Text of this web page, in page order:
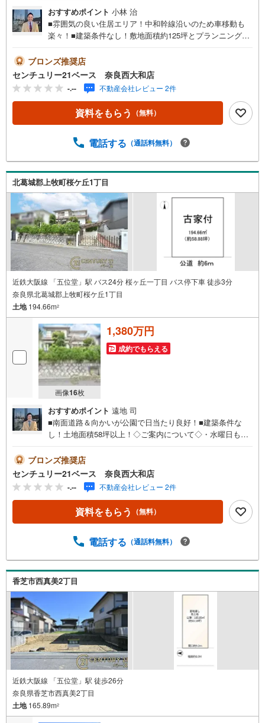
おすすめポイント 小林 治
■雰囲気の良い住居エリア！中和幹線沿いのため車移動も
楽々！■建築条件なし！敷地面積約125坪とプランニング幅
中！・お仕事終わりのお時間でもご見学可！・今から見た
い！というお声にもご対応できます！◇住宅ローンもお任
せください！◇・提携銀行多数あり（地方銀行・都市銀
行・信用金庫etc）・優遇後適用金利 0.875％～（審査内容
により異なります）--- ◇◇ Yahoo！不動産キャンペーン対
象店舗 ◇◇ ----当店で物件を成約いただくとPayPayボーナ
ーン】の対象になります。「資料をもらう」「見学予約を
でログインのうえお問い合わせください。------------------------
-----
ブロンズ推奨店
センチュリー21ベース 奈良西大和店
-.-- 不動産会社レビュー 2件
資料をもらう （無料）
電話する （通話料無料）
北葛城郡上牧町桜ケ丘1丁目
近鉄大阪線 「五位堂」駅 バス24分 桜ヶ丘一丁目 バス停下車 徒歩3分
奈良県北葛城郡上牧町桜ケ丘1丁目
土地194.66m2
画像16枚
1,380万円
成約でもらえる
おすすめポイント 遠地 司
■南面道路＆向かいが公園で日当たり良好！■建築条件な
し！土地面積58坪以上！◇ご案内について◇・水曜日も休
から見たい！というお声にもご対応できます！◇住宅ロー
ンもお任せください！◇・提携銀行多数あり（地方銀行・
都市銀行・信用金庫etc）・優遇後適用金利 0.875％～（審
査内容により異なります）--- ◇◇ Yahoo！不動産キャンペ
ーン対象店舗 ◇◇ ----当店で物件を成約いただくとPayPay
ボーナスライトがもらえる【Yahoo！不動産/物件ご成約キ
予約をする」からエントリーください。※必ずYahoo！ JAP
-------------
ブロンズ推奨店
センチュリー21ベース 奈良西大和店
-.-- 不動産会社レビュー 2件
資料をもらう （無料）
電話する （通話料無料）
香芝市西真美2丁目
近鉄大阪線 「五位堂」駅 徒歩26分
奈良県香芝市西真美2丁目
土地165.89m2